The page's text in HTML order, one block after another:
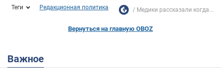
Теги Редакционная политика Медики рассказали когда...
Вернуться на главную OBOZ
Важное